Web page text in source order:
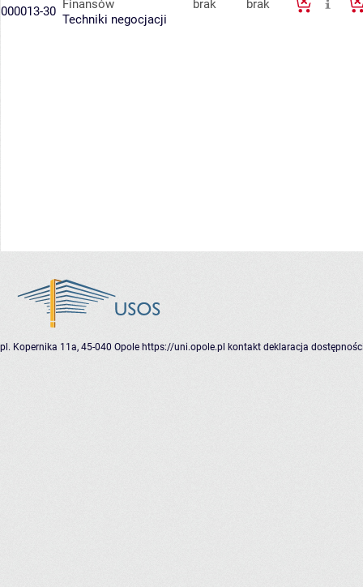
000013-30 Finansów
Techniki negocjacji
brak brak
pl. Kopernika 11a, 45-040 Opole https://uni.opole.pl kontakt deklaracja